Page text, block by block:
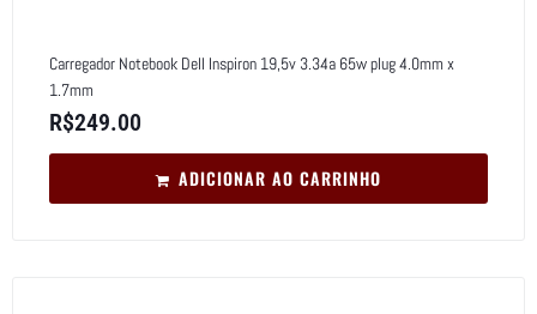
Carregador Notebook Dell Inspiron 19,5v 3.34a 65w plug 4.0mm x
1.7mm
R$249.00
ADICIONAR AO CARRINHO